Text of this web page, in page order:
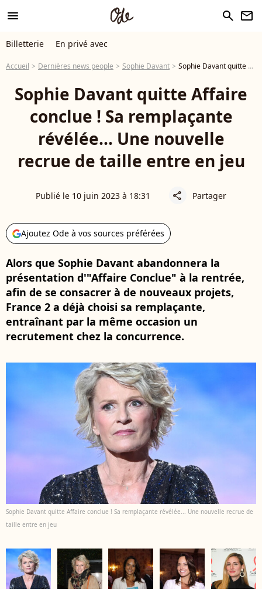
menu search newsletter
Billetterie En privé avec
Accueil Dernières news people Sophie Davant Sophie Davant quitte Affaire conclue ! Sa remplaçante révélée... Une nouvelle recrue de taille entre en jeu
Sophie Davant quitte Affaire
conclue ! Sa remplaçante
révélée... Une nouvelle
recrue de taille entre en jeu
Publié le 10 juin 2023 à 18:31 share Partager
Ajoutez Ode à vos sources préférées
Alors que Sophie Davant abandonnera la
présentation d'"Affaire Conclue" à la rentrée,
afin de se consacrer à de nouveaux projets,
France 2 a déjà choisi sa remplaçante,
entraînant par la même occasion un
recrutement chez la concurrence.
Sophie Davant quitte Affaire conclue ! Sa remplaçante révélée... Une nouvelle recrue de
taille entre en jeu